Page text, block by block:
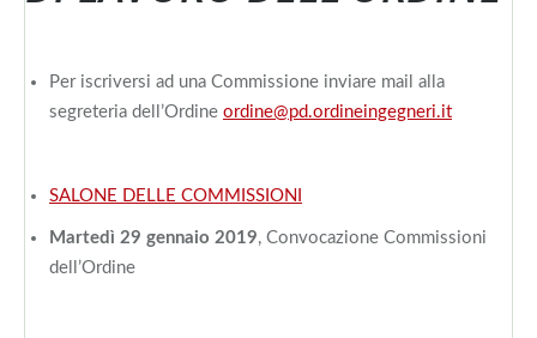
Per iscriversi ad una Commissione inviare mail alla
segreteria dell’Ordine ordine@pd.ordineingegneri.it
SALONE DELLE COMMISSIONI
Martedì 29 gennaio 2019, Convocazione Commissioni
dell’Ordine